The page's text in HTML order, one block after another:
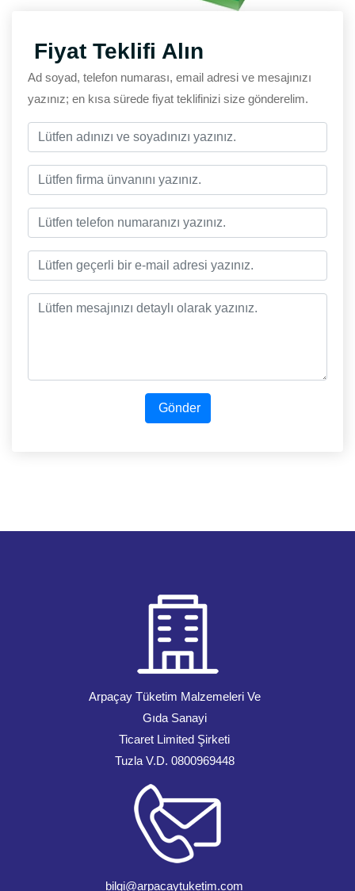
Fiyat Teklifi Alın
Ad soyad, telefon numarası, email adresi ve mesajınızı
yazınız; en kısa sürede fiyat teklifinizi size gönderelim.
Gönder
Arpaçay Tüketim Malzemeleri Ve
Gıda Sanayi
Ticaret Limited Şirketi
Tuzla V.D. 0800969448
bilgi@arpacaytuketim.com